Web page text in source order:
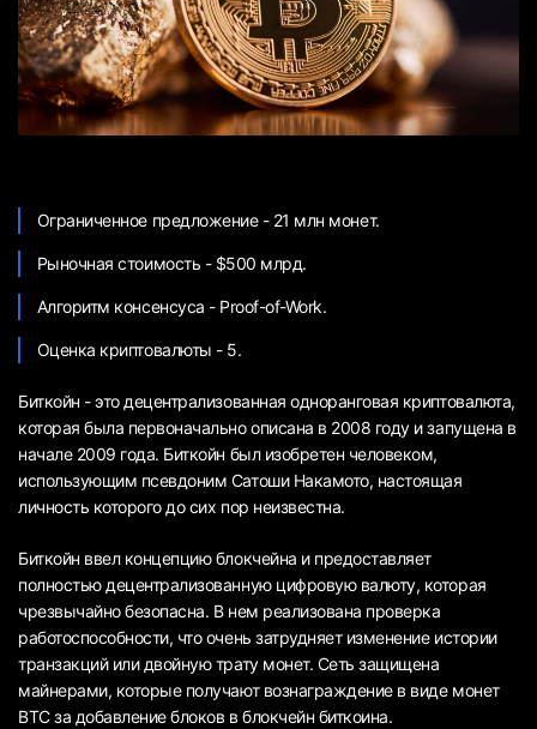
Ограниченное предложение - 21 млн монет.
Рыночная стоимость - $500 млрд.
Алгоритм консенсуса - Proof-of-Work.
Оценка криптовалюты - 5.
Биткойн - это децентрализованная одноранговая криптовалюта,
которая была первоначально описана в 2008 году и запущена в
начале 2009 года. Биткойн был изобретен человеком,
использующим псевдоним Сатоши Накамото, настоящая
личность которого до сих пор неизвестна.
Биткойн ввел концепцию блокчейна и предоставляет
полностью децентрализованную цифровую валюту, которая
чрезвычайно безопасна. В нем реализована проверка
работоспособности, что очень затрудняет изменение истории
транзакций или двойную трату монет. Сеть защищена
майнерами, которые получают вознаграждение в виде монет
BTC за добавление блоков в блокчейн биткоина.